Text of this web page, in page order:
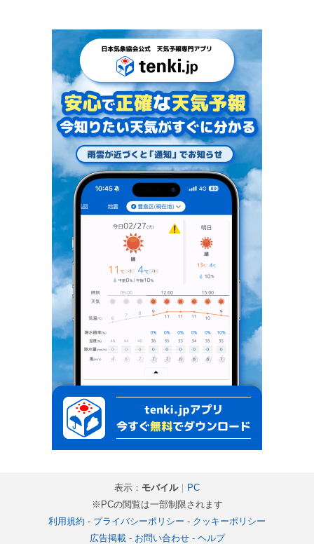
表示： モバイル｜
PC
※PCの閲覧は一部制限されます
利用規約 - プライバシーポリシー - クッキーポリシー
広告掲載- お問い合わせ- ヘルプ